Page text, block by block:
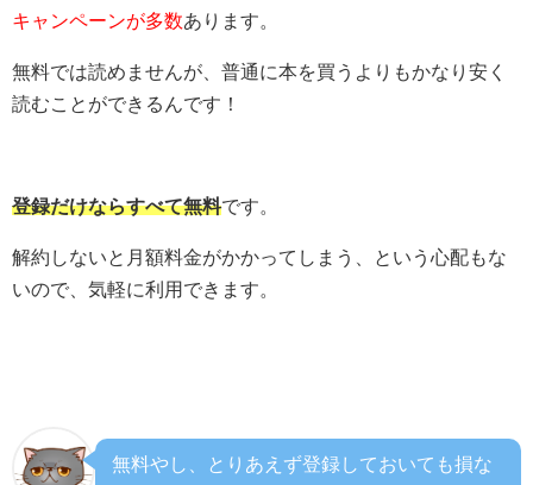
キャンペーンが多数あります。
無料では読めませんが、普通に本を買うよりもかなり安く
読むことができるんです！
登録だけならすべて無料です。
解約しないと月額料金がかかってしまう、という心配もな
いので、気軽に利用できます。
無料やし、とりあえず登録しておいても損な